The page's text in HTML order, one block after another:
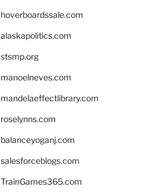
hoverboardssale.com
alaskapolitics.com
stsmp.org
manoelneves.com
mandelaeffectlibrary.com
roselynns.com
balanceyoganj.com
salesforceblogs.com
TrainGames365.com